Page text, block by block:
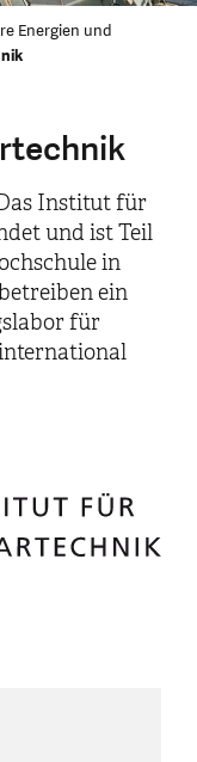
Energien und
Institut für
und ist Teil
in
ein
für